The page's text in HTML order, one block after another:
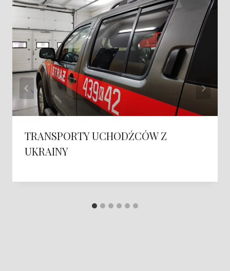
TRANSPORTY UCHODŹCÓW Z
UKRAINY